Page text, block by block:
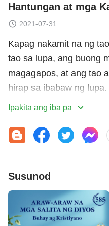
Hantungan at mga
2021-07-31
Kapag nakamit na ng
tao sa lupa, ang buong
magagapos, at ang tao
hirap sa ibabaw ng
magiging mahirap
sosyal, magulong
ang mga ito ay totoong
masakit! Ang buhay ng
miserable! Sa oras na
kanyang puso at
Magkakaroon siya ng
at ng pusong umiibig sa
Ipakita ang iba pa
Susunod